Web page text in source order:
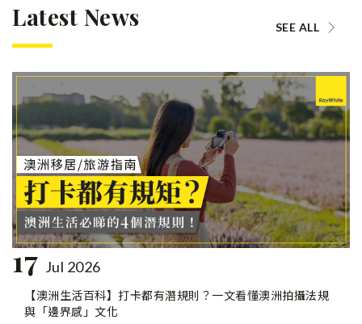
Latest News SEE ALL
17 Jul 2026
【澳洲生活百科】打卡都有潛規則？一文看懂澳洲拍攝法規
與「邊界感」文化